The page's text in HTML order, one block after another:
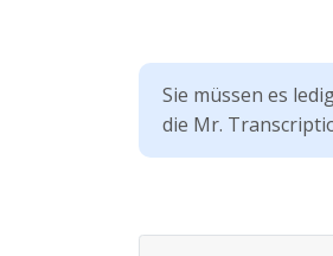
Sie müssen es
die Mr.